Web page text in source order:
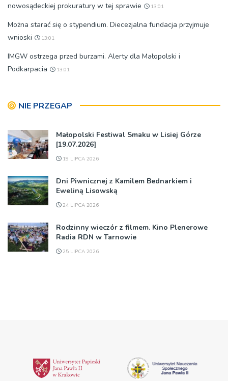
nowosądeckiej prokuratury w tej sprawie
13:01
Można starać się o stypendium. Diecezjalna fundacja przyjmuje
wnioski
13:01
IMGW ostrzega przed burzami. Alerty dla Małopolski i
Podkarpacia
13:01
NIE PRZEGAP
Małopolski Festiwal Smaku w Lisiej Górze
[19.07.2026]
19 LIPCA 2026
Dni Piwnicznej z Kamilem Bednarkiem i
Eweliną Lisowską
24 LIPCA 2026
Rodzinny wieczór z filmem. Kino Plenerowe
Radia RDN w Tarnowie
25 LIPCA 2026